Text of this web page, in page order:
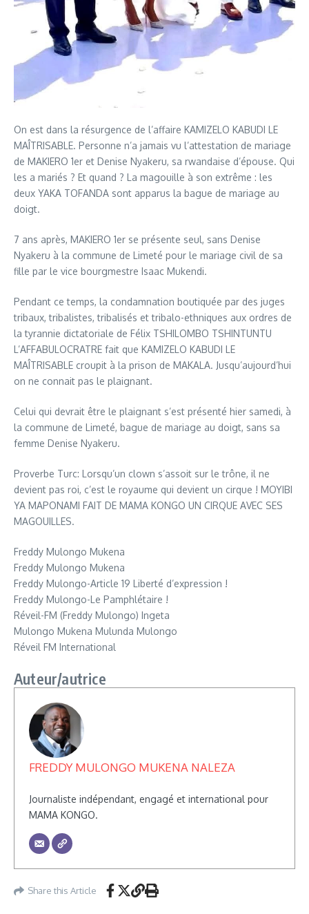
On est dans la résurgence de l’affaire KAMIZELO KABUDI LE
MAÎTRISABLE. Personne n’a jamais vu l’attestation de mariage
de MAKIERO 1er et Denise Nyakeru, sa rwandaise d’épouse. Qui
les a mariés ? Et quand ? La magouille à son extrême : les
deux YAKA TOFANDA sont apparus la bague de mariage au
doigt.
7 ans après, MAKIERO 1er se présente seul, sans Denise
Nyakeru à la commune de Limeté pour le mariage civil de sa
fille par le vice bourgmestre Isaac Mukendi.
Pendant ce temps, la condamnation boutiquée par des juges
tribaux, tribalistes, tribalisés et tribalo-ethniques aux ordres de
la tyrannie dictatoriale de Félix TSHILOMBO TSHINTUNTU
L’AFFABULOCRATRE fait que KAMIZELO KABUDI LE
MAÎTRISABLE croupit à la prison de MAKALA. Jusqu’aujourd’hui
on ne connait pas le plaignant.
Celui qui devrait être le plaignant s’est présenté hier samedi, à
la commune de Limeté, bague de mariage au doigt, sans sa
femme Denise Nyakeru.
Proverbe Turc: Lorsqu’un clown s’assoit sur le trône, il ne
devient pas roi, c’est le royaume qui devient un cirque ! MOYIBI
YA MAPONAMI FAIT DE MAMA KONGO UN CIRQUE AVEC SES
MAGOUILLES.
Freddy Mulongo Mukena
Freddy Mulongo Mukena
Freddy Mulongo-Article 19 Liberté d’expression !
Freddy Mulongo-Le Pamphlétaire !
Réveil-FM (Freddy Mulongo) Ingeta
Mulongo Mukena Mulunda Mulongo
Réveil FM International
Auteur/autrice
FREDDY MULONGO MUKENA NALEZA
Journaliste indépendant, engagé et international pour
MAMA KONGO.
Share this Article